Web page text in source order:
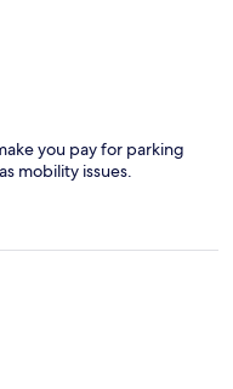
you pay for parking
mobility issues.